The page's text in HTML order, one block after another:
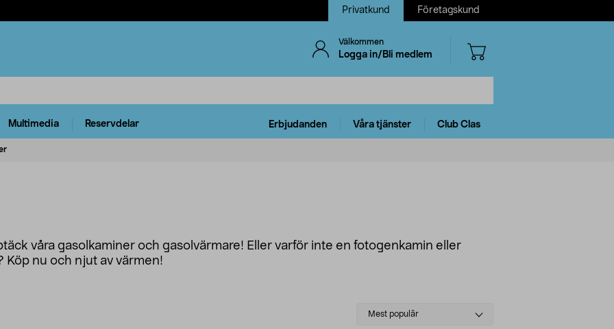
Privatkund Företagskund
Välkommen
Logga in/Bli medlem
Multimedia Reservdelar Erbjudanden Våra tjänster Club Clas
våra gasolkaminer och gasolvärmare! Eller varför inte en fotogenkamin eller
Köp nu och njut av värmen!
Select
Mest populär